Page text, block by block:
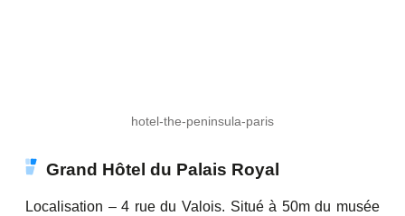
hotel-the-peninsula-paris
Grand Hôtel du Palais Royal
Localisation – 4 rue du Valois. Situé à 50m du musée